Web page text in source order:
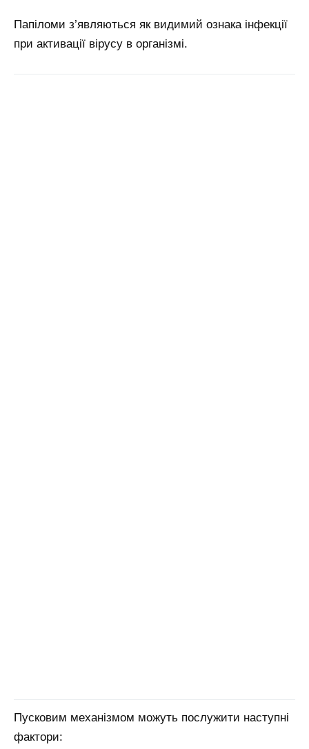
Папіломи з’являються як видимий ознака інфекції
при активації вірусу в організмі.
Пусковим механізмом можуть послужити наступні
фактори: